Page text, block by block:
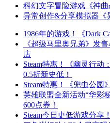
科幻文字冒险游戏《神
异常创作&分享模拟器《
1986年的游戏！《Dark
《超级马里奥兄弟》发
店
Steam特惠！《幽灵行动
0.5折新史低！
Steam特惠！《兜虫公园
英雄联盟全新活动“华彩
600点券！
Steam今日史低游戏分享